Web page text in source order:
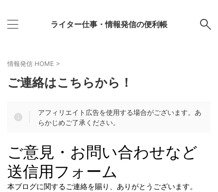
ライター仕事・情報発信の便利帳
情報発信 HOME >
ご連絡はこちらから！
アフィリエイト広告を使用する場合がございます。あ
らかじめご了承ください。